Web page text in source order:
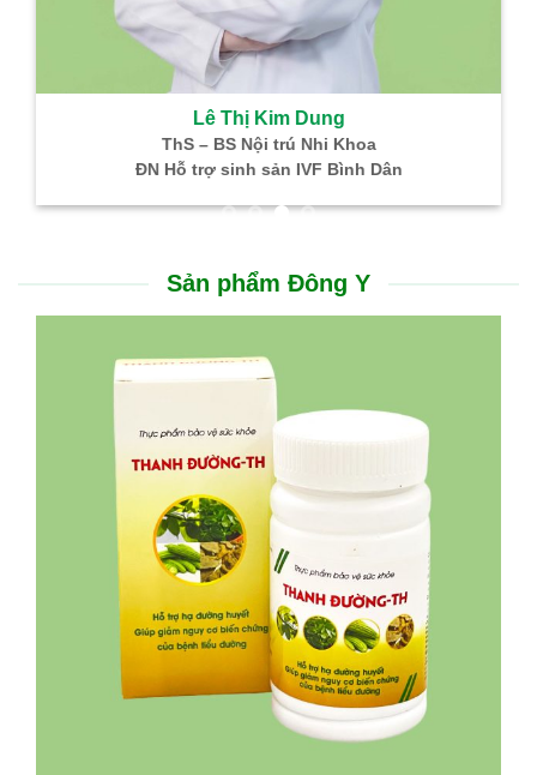
Lê Thị Kim Dung
ThS – BS Nội trú Nhi Khoa
ĐN Hỗ trợ sinh sản IVF Bình Dân
Sản phẩm Đông Y